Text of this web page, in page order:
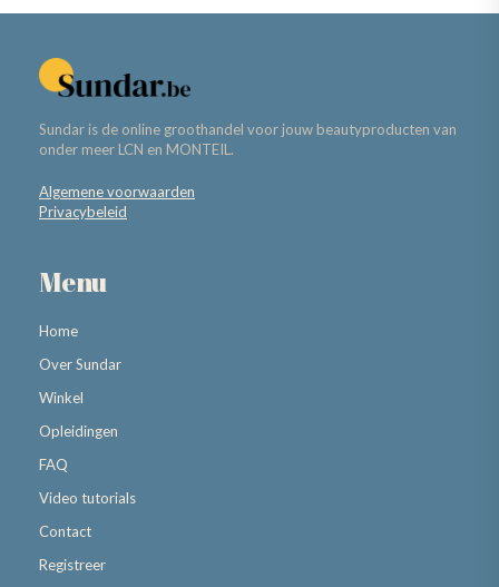
Sundar is de online groothandel voor jouw beautyproducten van
onder meer LCN en MONTEIL.
Algemene voorwaarden
Privacybeleid
Menu
Home
Over Sundar
Winkel
Opleidingen
FAQ
Video tutorials
Contact
Registreer